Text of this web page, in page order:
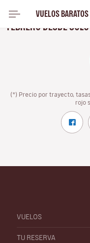
VUELOS BARATOS
PARA EL INVIERNO,
FEBRERO DESDE SOLO
(*) Precio por trayecto,
rojo
VUELOS
TU RESERVA